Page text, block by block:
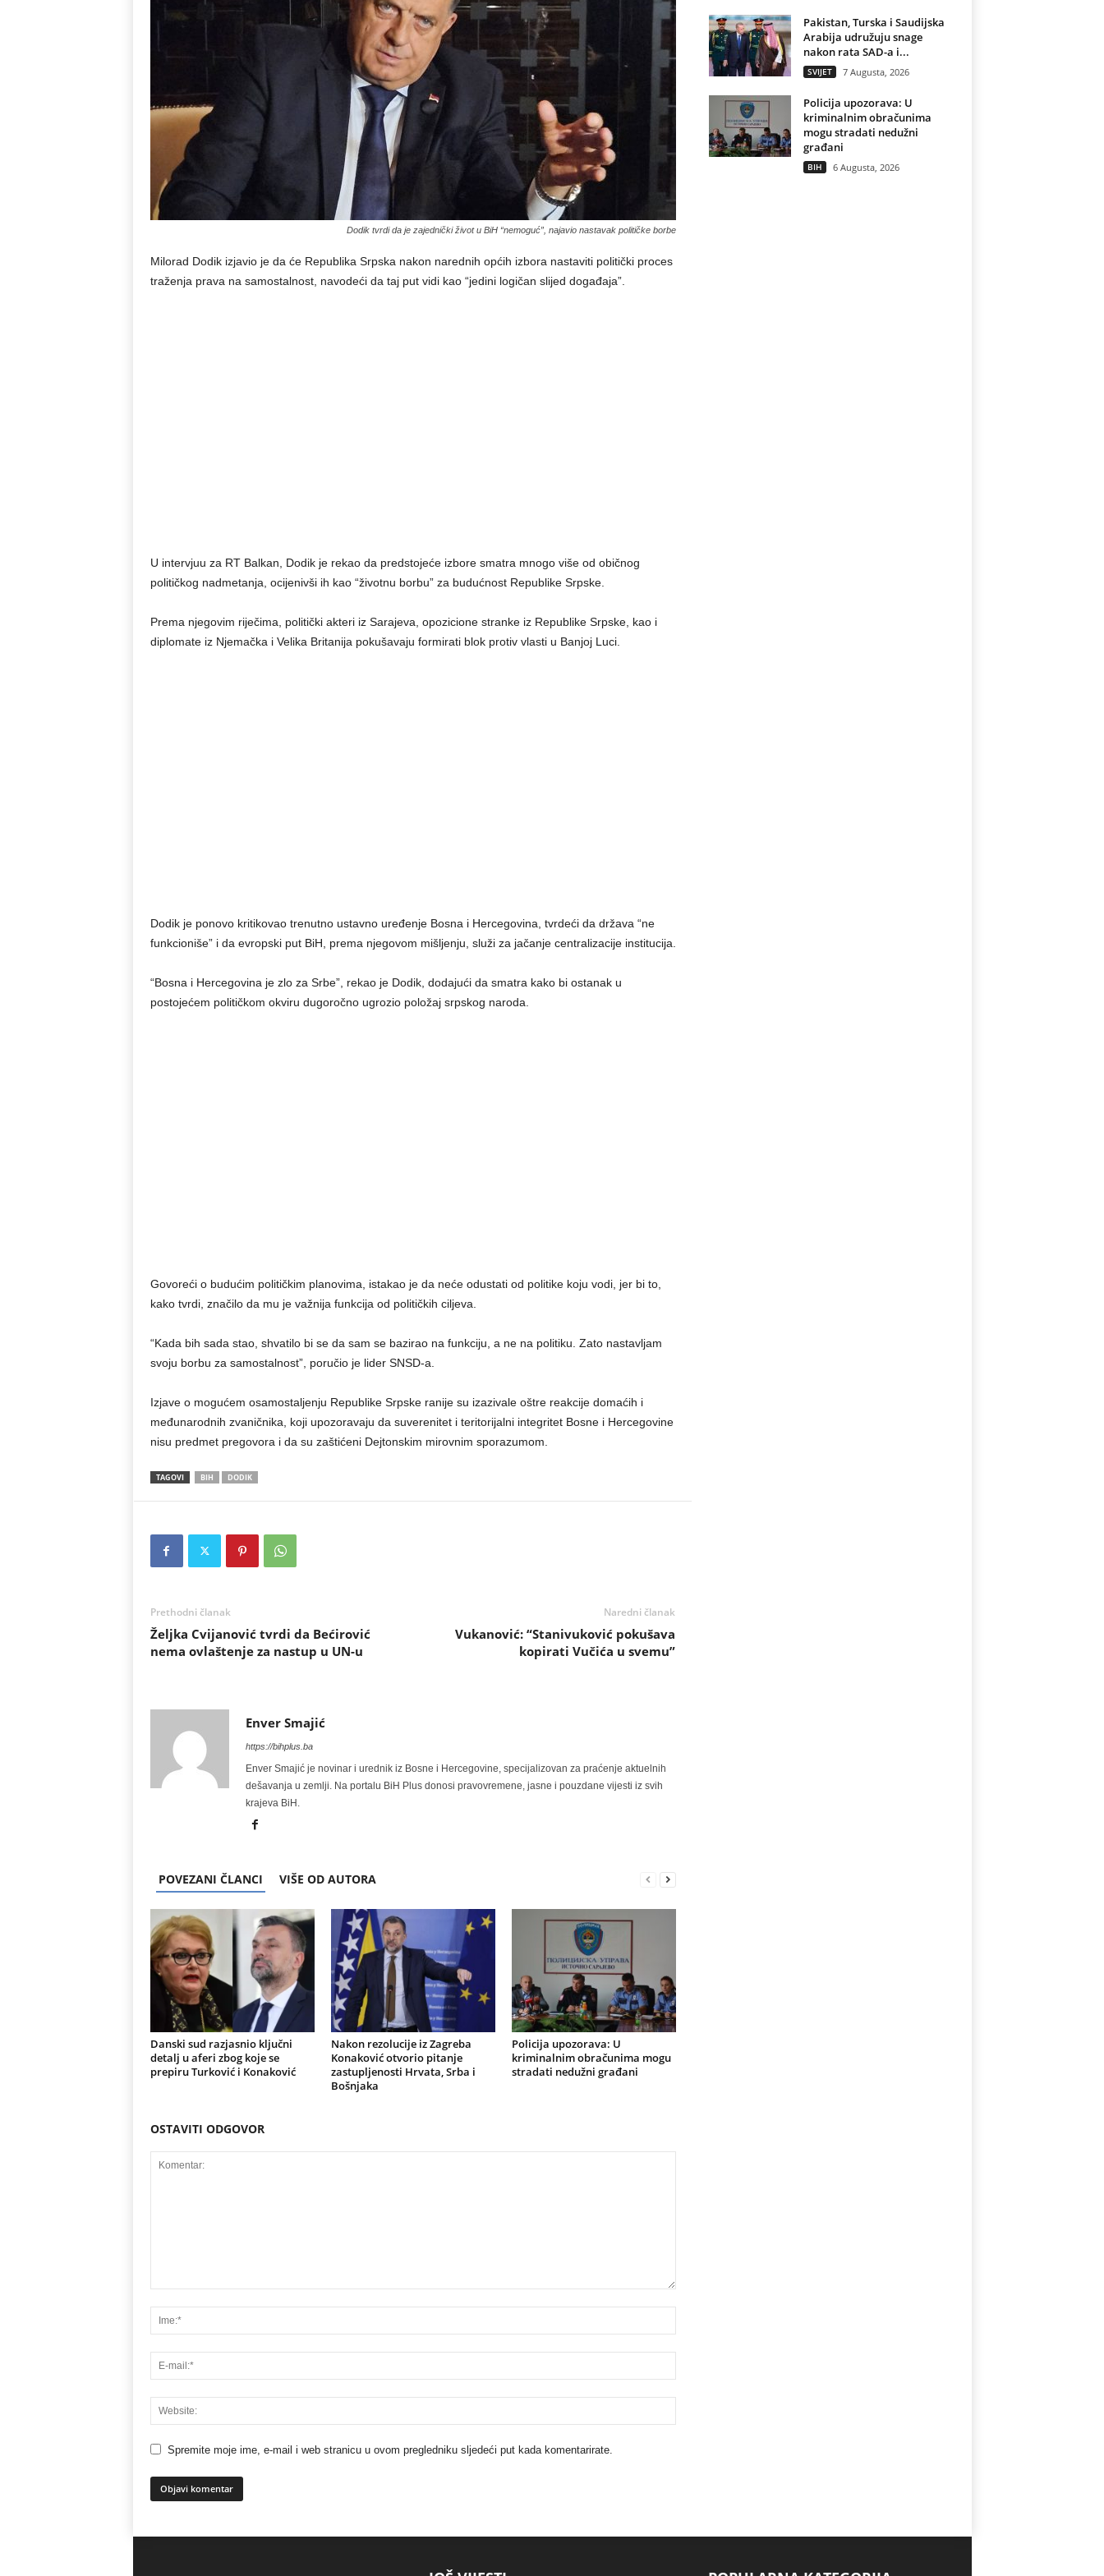
Dodik tvrdi da je zajednički život u BiH “nemoguć”, najavio nastavak političke borbe
Milorad Dodik izjavio je da će Republika Srpska nakon narednih općih izbora nastaviti politički proces
traženja prava na samostalnost, navodeći da taj put vidi kao “jedini logičan slijed događaja”.
U intervjuu za RT Balkan, Dodik je rekao da predstojeće izbore smatra mnogo više od običnog
političkog nadmetanja, ocijenivši ih kao “životnu borbu” za budućnost Republike Srpske.
Prema njegovim riječima, politički akteri iz Sarajeva, opozicione stranke iz Republike Srpske, kao i
diplomate iz Njemačka i Velika Britanija pokušavaju formirati blok protiv vlasti u Banjoj Luci.
Dodik je ponovo kritikovao trenutno ustavno uređenje Bosna i Hercegovina, tvrdeći da država “ne
funkcioniše” i da evropski put BiH, prema njegovom mišljenju, služi za jačanje centralizacije institucija.
“Bosna i Hercegovina je zlo za Srbe”, rekao je Dodik, dodajući da smatra kako bi ostanak u
postojećem političkom okviru dugoročno ugrozio položaj srpskog naroda.
Govoreći o budućim političkim planovima, istakao je da neće odustati od politike koju vodi, jer bi to,
kako tvrdi, značilo da mu je važnija funkcija od političkih ciljeva.
“Kada bih sada stao, shvatilo bi se da sam se bazirao na funkciju, a ne na politiku. Zato nastavljam
svoju borbu za samostalnost”, poručio je lider SNSD-a.
Izjave o mogućem osamostaljenju Republike Srpske ranije su izazivale oštre reakcije domaćih i
međunarodnih zvaničnika, koji upozoravaju da suverenitet i teritorijalni integritet Bosne i Hercegovine
nisu predmet pregovora i da su zaštićeni Dejtonskim mirovnim sporazumom.
TAGOVI BIH DODIK
Prethodni članak
Željka Cvijanović tvrdi da Bećirović
nema ovlaštenje za nastup u UN-u
Naredni članak
Vukanović: “Stanivuković pokušava
kopirati Vučića u svemu”
Enver Smajić
https://bihplus.ba
Enver Smajić je novinar i urednik iz Bosne i Hercegovine, specijalizovan za praćenje aktuelnih
dešavanja u zemlji. Na portalu BiH Plus donosi pravovremene, jasne i pouzdane vijesti iz svih
krajeva BiH.
POVEZANI ČLANCI VIŠE OD AUTORA
Danski sud razjasnio ključni
detalj u aferi zbog koje se
prepiru Turković i Konaković
Nakon rezolucije iz Zagreba
Konaković otvorio pitanje
zastupljenosti Hrvata, Srba i
Bošnjaka
Policija upozorava: U
kriminalnim obračunima mogu
stradati nedužni građani
OSTAVITI ODGOVOR
Spremite moje ime, e-mail i web stranicu u ovom pregledniku sljedeći put kada komentarirate.
Pakistan, Turska i Saudijska
Arabija udružuju snage
nakon rata SAD-a i...
SVIJET 7 Augusta, 2026
Policija upozorava: U
kriminalnim obračunima
mogu stradati nedužni
građani
BIH 6 Augusta, 2026